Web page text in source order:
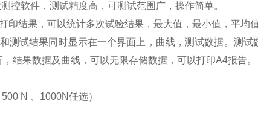
控软件，测试精度高，可测试范围广，操作简单。
印结果，可以统计多次试验结果，最大值，最小值，平均值
测试结果同时显示在一个界面上，曲线，测试数据。测试
结果数据及曲线，可以无限存储数据，可以打印A4报告。
N 、1000N任选）